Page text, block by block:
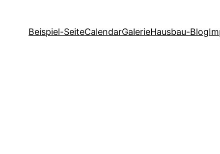
Beispiel-SeiteCalendarGalerieHausbau-Blog